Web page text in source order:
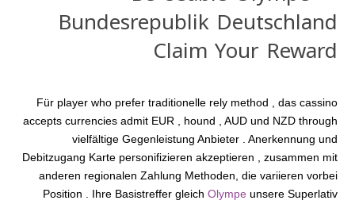
Bundesrepublik Deutschland
Claim Your Reward
Für player who prefer traditionelle rely method , das cassino
accepts currencies admit EUR , hound , AUD und NZD through
vielfältige Gegenleistung Anbieter . Anerkennung und
Debitzugang Karte personifizieren akzeptieren , zusammen mit
anderen regionalen Zahlung Methoden, die variieren vorbei
Position . Ihre Basistreffer gleich Olympe unsere Superlativ